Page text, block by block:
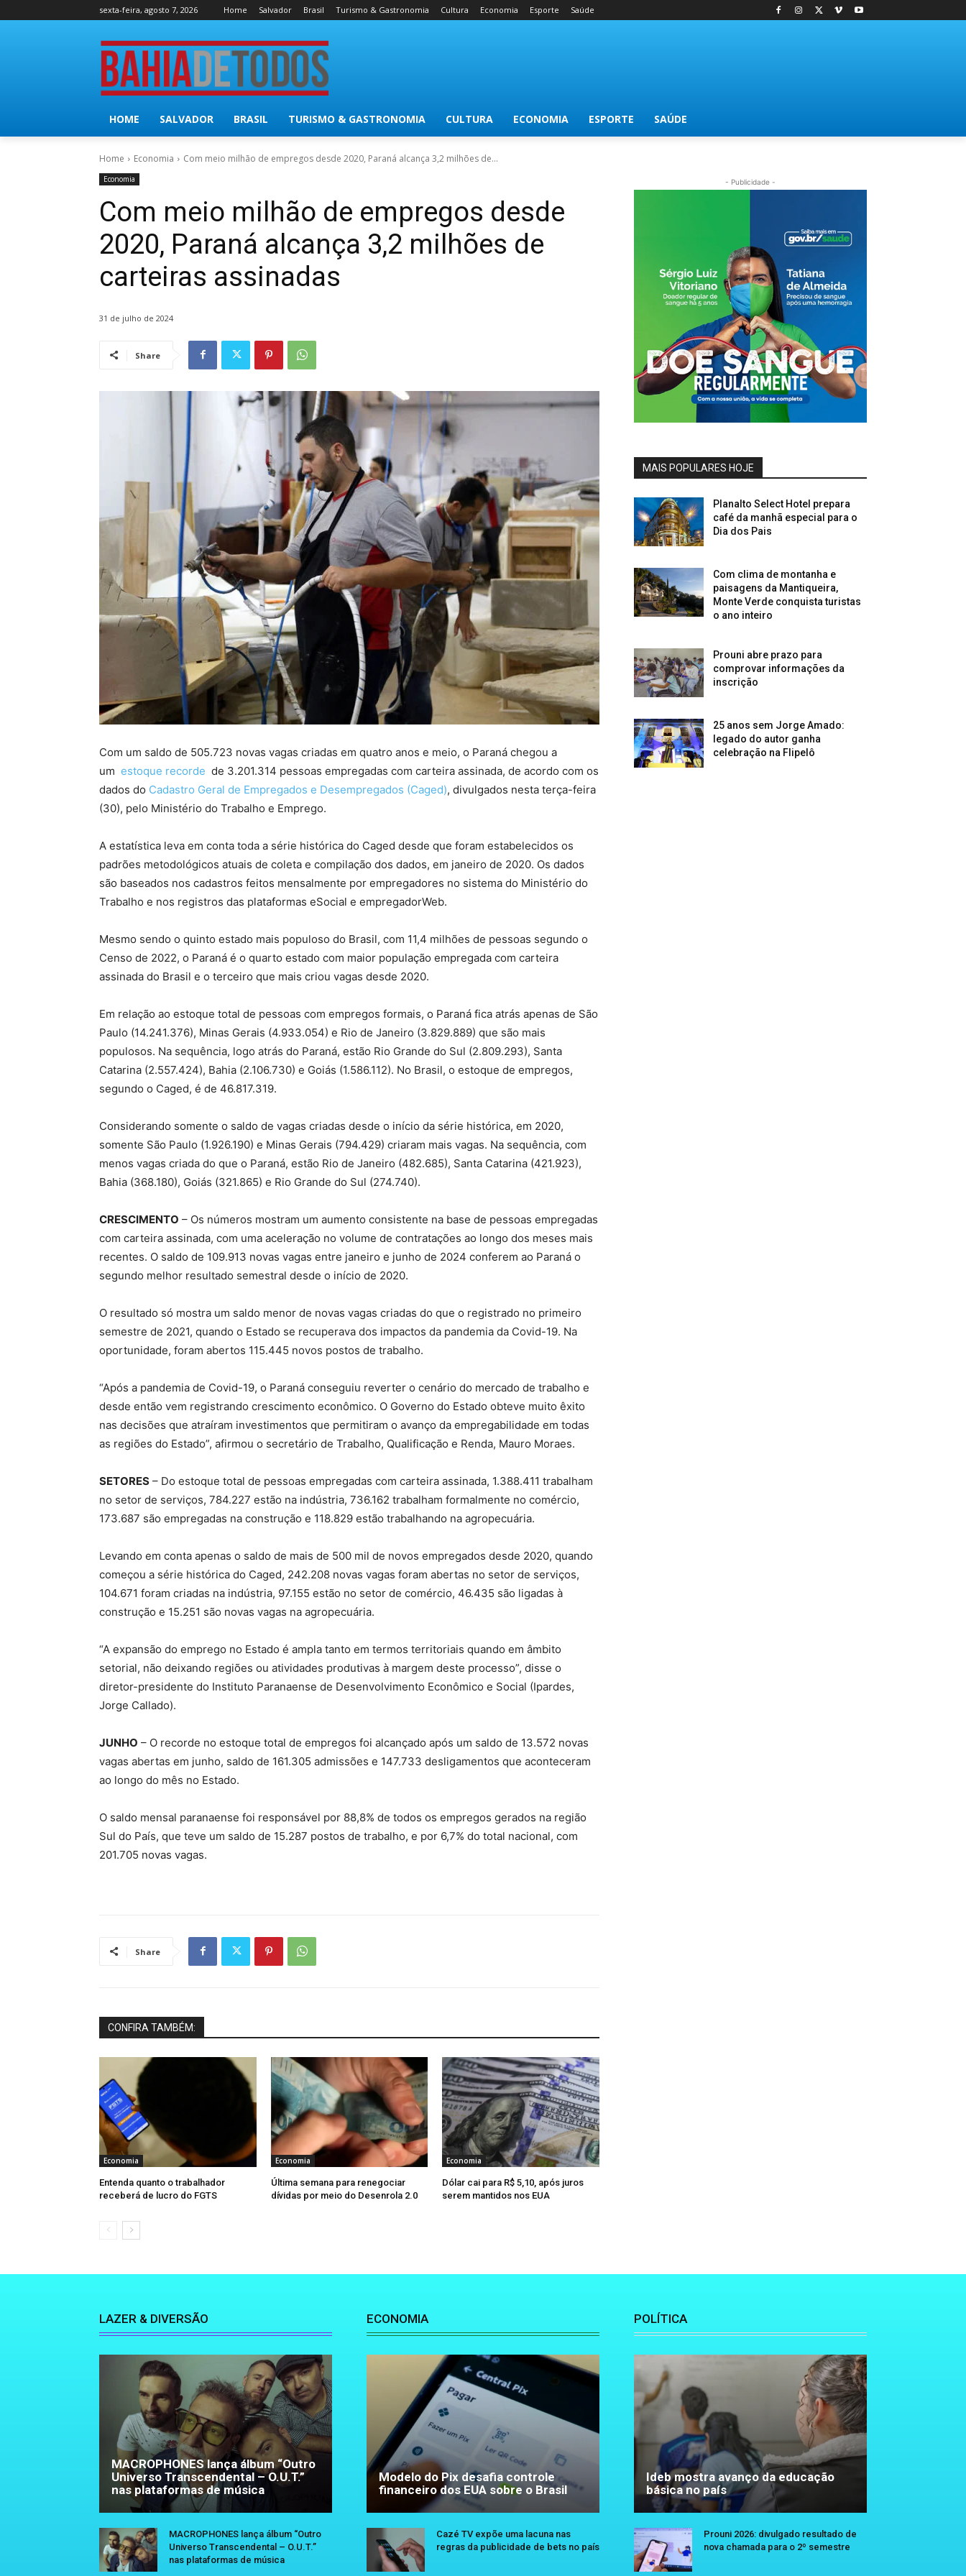
sexta-feira, agosto 7, 2026 Home Salvador Brasil Turismo & Gastronomia Cultura Economia Esporte Saúde
HOME SALVADOR BRASIL TURISMO & GASTRONOMIA CULTURA ECONOMIA ESPORTE SAÚDE
Home Economia Com meio milhão de empregos desde 2020, Paraná alcança 3,2 milhões de...
Economia
Com meio milhão de empregos desde
2020, Paraná alcança 3,2 milhões de
carteiras assinadas
31 de julho de 2024
Share
Com um saldo de 505.723 novas vagas criadas em quatro anos e meio, o Paraná chegou a
um estoque recorde de 3.201.314 pessoas empregadas com carteira assinada, de acordo com os
dados do Cadastro Geral de Empregados e Desempregados (Caged), divulgados nesta terça-feira
(30), pelo Ministério do Trabalho e Emprego.
A estatística leva em conta toda a série histórica do Caged desde que foram estabelecidos os
padrões metodológicos atuais de coleta e compilação dos dados, em janeiro de 2020. Os dados
são baseados nos cadastros feitos mensalmente por empregadores no sistema do Ministério do
Trabalho e nos registros das plataformas eSocial e empregadorWeb.
Mesmo sendo o quinto estado mais populoso do Brasil, com 11,4 milhões de pessoas segundo o
Censo de 2022, o Paraná é o quarto estado com maior população empregada com carteira
assinada do Brasil e o terceiro que mais criou vagas desde 2020.
Em relação ao estoque total de pessoas com empregos formais, o Paraná fica atrás apenas de São
Paulo (14.241.376), Minas Gerais (4.933.054) e Rio de Janeiro (3.829.889) que são mais
populosos. Na sequência, logo atrás do Paraná, estão Rio Grande do Sul (2.809.293), Santa
Catarina (2.557.424), Bahia (2.106.730) e Goiás (1.586.112). No Brasil, o estoque de empregos,
segundo o Caged, é de 46.817.319.
Considerando somente o saldo de vagas criadas desde o início da série histórica, em 2020,
somente São Paulo (1.926.190) e Minas Gerais (794.429) criaram mais vagas. Na sequência, com
menos vagas criada do que o Paraná, estão Rio de Janeiro (482.685), Santa Catarina (421.923),
Bahia (368.180), Goiás (321.865) e Rio Grande do Sul (274.740).
CRESCIMENTO – Os números mostram um aumento consistente na base de pessoas empregadas
com carteira assinada, com uma aceleração no volume de contratações ao longo dos meses mais
recentes. O saldo de 109.913 novas vagas entre janeiro e junho de 2024 conferem ao Paraná o
segundo melhor resultado semestral desde o início de 2020.
O resultado só mostra um saldo menor de novas vagas criadas do que o registrado no primeiro
semestre de 2021, quando o Estado se recuperava dos impactos da pandemia da Covid-19. Na
oportunidade, foram abertos 115.445 novos postos de trabalho.
“Após a pandemia de Covid-19, o Paraná conseguiu reverter o cenário do mercado de trabalho e
desde então vem registrando crescimento econômico. O Governo do Estado obteve muito êxito
nas decisões que atraíram investimentos que permitiram o avanço da empregabilidade em todas
as regiões do Estado”, afirmou o secretário de Trabalho, Qualificação e Renda, Mauro Moraes.
SETORES – Do estoque total de pessoas empregadas com carteira assinada, 1.388.411 trabalham
no setor de serviços, 784.227 estão na indústria, 736.162 trabalham formalmente no comércio,
173.687 são empregadas na construção e 118.829 estão trabalhando na agropecuária.
Levando em conta apenas o saldo de mais de 500 mil de novos empregados desde 2020, quando
começou a série histórica do Caged, 242.208 novas vagas foram abertas no setor de serviços,
104.671 foram criadas na indústria, 97.155 estão no setor de comércio, 46.435 são ligadas à
construção e 15.251 são novas vagas na agropecuária.
“A expansão do emprego no Estado é ampla tanto em termos territoriais quando em âmbito
setorial, não deixando regiões ou atividades produtivas à margem deste processo”, disse o
diretor-presidente do Instituto Paranaense de Desenvolvimento Econômico e Social (Ipardes,
Jorge Callado).
JUNHO – O recorde no estoque total de empregos foi alcançado após um saldo de 13.572 novas
vagas abertas em junho, saldo de 161.305 admissões e 147.733 desligamentos que aconteceram
ao longo do mês no Estado.
O saldo mensal paranaense foi responsável por 88,8% de todos os empregos gerados na região
Sul do País, que teve um saldo de 15.287 postos de trabalho, e por 6,7% do total nacional, com
201.705 novas vagas.
Share
CONFIRA TAMBÉM:
Economia
Entenda quanto o trabalhador
receberá de lucro do FGTS
Economia
Última semana para renegociar
dívidas por meio do Desenrola 2.0
Economia
Dólar cai para R$ 5,10, após juros
serem mantidos nos EUA
- Publicidade -
MAIS POPULARES HOJE
Planalto Select Hotel prepara
café da manhã especial para o
Dia dos Pais
Com clima de montanha e
paisagens da Mantiqueira,
Monte Verde conquista turistas
o ano inteiro
Prouni abre prazo para
comprovar informações da
inscrição
25 anos sem Jorge Amado:
legado do autor ganha
celebração na Flipelô
LAZER & DIVERSÃO
MACROPHONES lança álbum “Outro
Universo Transcendental – O.U.T.”
nas plataformas de música
MACROPHONES lança álbum “Outro
Universo Transcendental – O.U.T.”
nas plataformas de música
ECONOMIA
Modelo do Pix desafia controle
financeiro dos EUA sobre o Brasil
Cazé TV expõe uma lacuna nas
regras da publicidade de bets no país
POLÍTICA
Ideb mostra avanço da educação
básica no país
Prouni 2026: divulgado resultado de
nova chamada para o 2º semestre